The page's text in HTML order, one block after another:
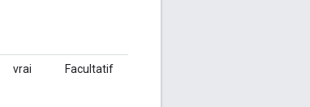
vrai Facultatif